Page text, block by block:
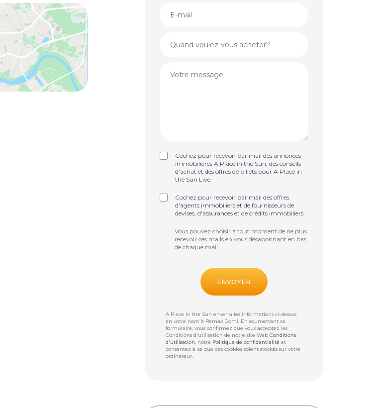
Cochez pour recevoir par mail des annonces
immobilières A Place in the Sun, des conseils
d'achat et des offres de billets pour A Place in
the Sun Live
Cochez pour recevoir par mail des offres
d'agents immobiliers et de fournisseurs de
devises, d'assurances et de crédits immobiliers
Vous pouvez choisir à tout moment de ne plus
recevoir ces mails en vous désabonnant en bas
de chaque mail.
A Place in the Sun enverra les informations ci-dessus
en votre nom à Remax Domi. En soumettant ce
formulaire, vous confirmez que vous acceptez les
Conditions d'utilisation de notre site WebConditions
d'utilisation, notre Politique de confidentialité et
consentez à ce que des cookies soient stockés sur votre
ordinateur.